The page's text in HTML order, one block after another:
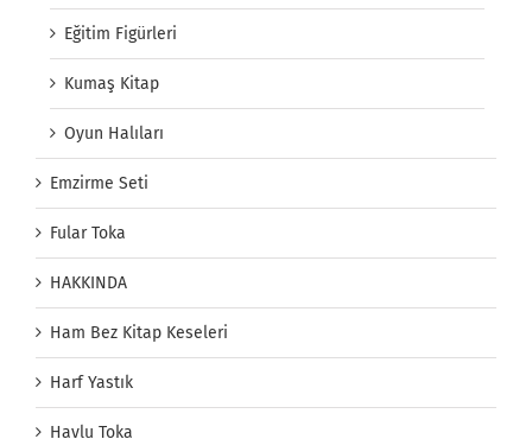
Eğitim Figürleri
Kumaş Kitap
Oyun Halıları
Emzirme Seti
Fular Toka
HAKKINDA
Ham Bez Kitap Keseleri
Harf Yastık
Havlu Toka